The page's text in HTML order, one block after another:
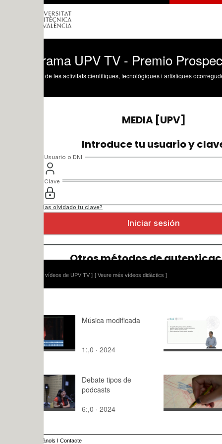
UPV TV - Premio Prospectiva y
les activitats científiques, tecnològiques i artístiques ocorregudes en els tres
vídeos de UPV TV ] [ Veure més vídeos didàctics ]
Música modificada
1:,0 · 2024 6:,0 · 2024
Debate tipos de
podcasts
6:,0 · 2024
The
Ros
3:01 · 2021